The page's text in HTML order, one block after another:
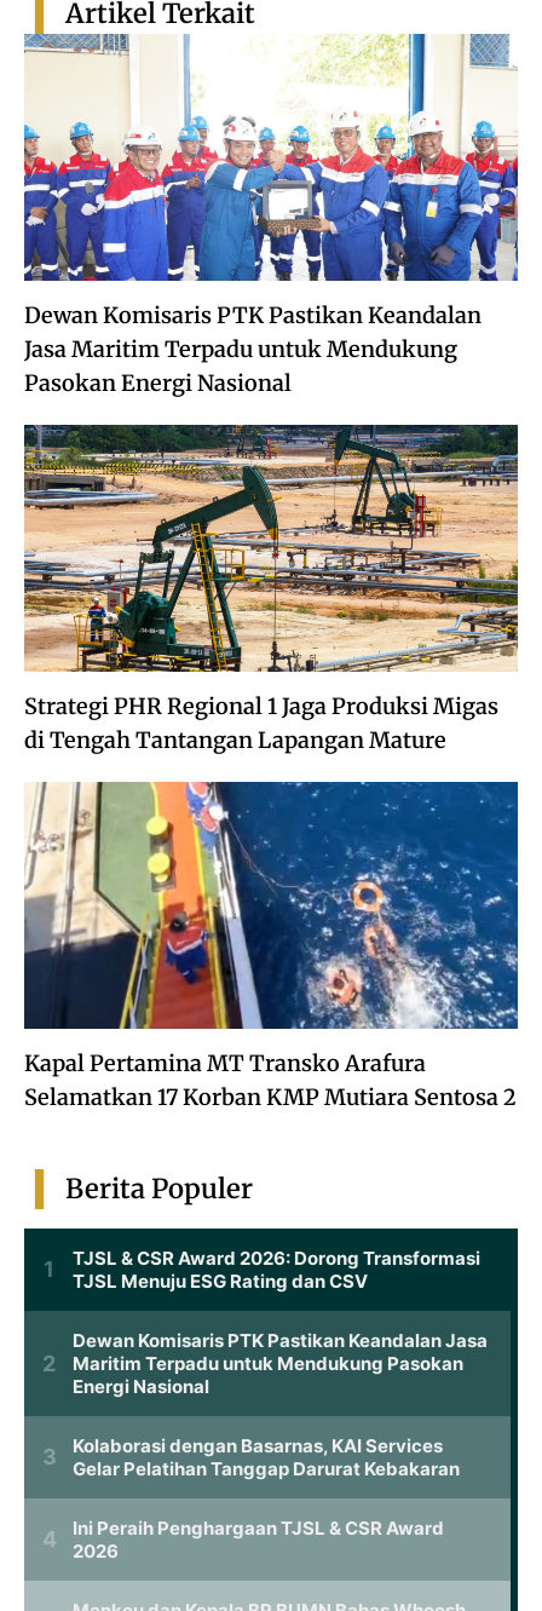
Dewan Komisaris PTK Pastikan Keandalan
Jasa Maritim Terpadu untuk Mendukung
Pasokan Energi Nasional
Strategi PHR Regional 1 Jaga Produksi Migas
di Tengah Tantangan Lapangan Mature
Kapal Pertamina MT Transko Arafura
Selamatkan 17 Korban KMP Mutiara Sentosa 2
Artikel Terkait
Berita Populer